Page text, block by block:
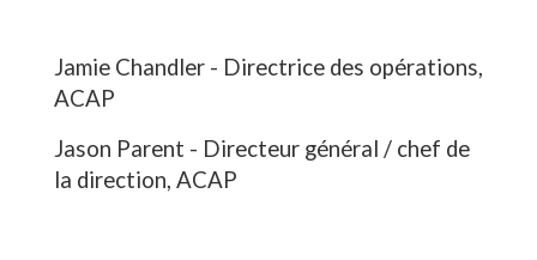
Jamie Chandler - Directrice des opérations,
ACAP
Jason Parent - Directeur général / chef de
la direction, ACAP